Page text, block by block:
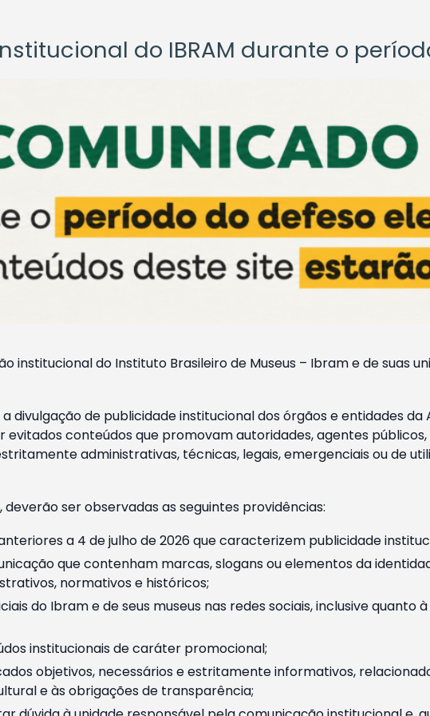
do IBRAM durante o
institucional do Instituto Brasileiro de Museus – Ibram e de suas
divulgação de publicidade institucional dos órgãos e entidades
conteúdos que promovam autoridades, agentes
administrativas, técnicas, legais, emergenciais ou de
ser observadas as seguintes providências:
a 4 de julho de 2026 que caracterizem publicidade
que contenham marcas, slogans ou elementos da
normativos e históricos;
do Ibram e de seus museus nas redes sociais, inclusive quanto
institucionais de caráter promocional;
objetivos, necessários e estritamente informativos,
e às obrigações de transparência;